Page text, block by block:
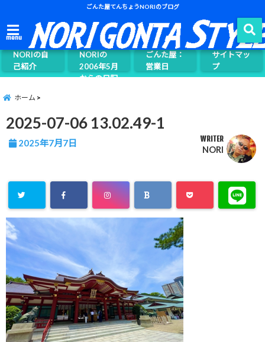
ごんた屋てんちょうNORIのブログ
menu
NORIの自
己紹介
ごんた屋て
んちょう
NORIの
2006年5月
からの日記
ごんた屋：
営業日
サイトマッ
プ
ホーム
2025-07-06 13.02.49-1
2025年7月7日 WRITER
NORI